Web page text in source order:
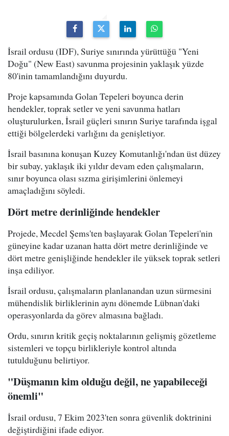
İsrail ordusu (IDF), Suriye sınırında yürüttüğü "Yeni
Doğu" (New East) savunma projesinin yaklaşık yüzde
80'inin tamamlandığını duyurdu.
Proje kapsamında Golan Tepeleri boyunca derin
hendekler, toprak setler ve yeni savunma hatları
oluşturulurken, İsrail güçleri sınırın Suriye tarafında işgal
ettiği bölgelerdeki varlığını da genişletiyor.
İsrail basınına konuşan Kuzey Komutanlığı'ndan üst düzey
bir subay, yaklaşık iki yıldır devam eden çalışmaların,
sınır boyunca olası sızma girişimlerini önlemeyi
amaçladığını söyledi.
Dört metre derinliğinde hendekler
Projede, Mecdel Şems'ten başlayarak Golan Tepeleri'nin
güneyine kadar uzanan hatta dört metre derinliğinde ve
dört metre genişliğinde hendekler ile yüksek toprak setleri
inşa ediliyor.
İsrail ordusu, çalışmaların planlanandan uzun sürmesini
mühendislik birliklerinin aynı dönemde Lübnan'daki
operasyonlarda da görev almasına bağladı.
Ordu, sınırın kritik geçiş noktalarının gelişmiş gözetleme
sistemleri ve topçu birlikleriyle kontrol altında
tutulduğunu belirtiyor.
"Düşmanın kim olduğu değil, ne yapabileceği
önemli"
İsrail ordusu, 7 Ekim 2023'ten sonra güvenlik doktrinini
değiştirdiğini ifade ediyor.